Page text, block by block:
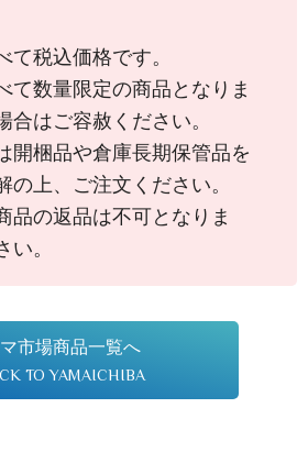
て税込価格です。
て数量限定の商品となりま
合はご容赦ください。
開梱品や倉庫長期保管品を
の上、ご注文ください。
品の返品は不可となりま
い。
市場商品一覧へ
TO YAMAICHIBA